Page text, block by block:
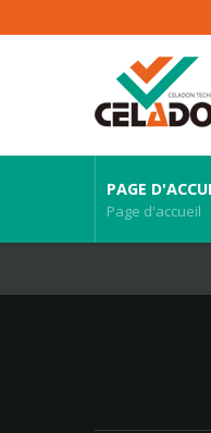
PAGE
Page d'accueil